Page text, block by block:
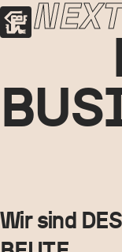
Zum Hauptinhalt
Zur Navigation
Wir sind